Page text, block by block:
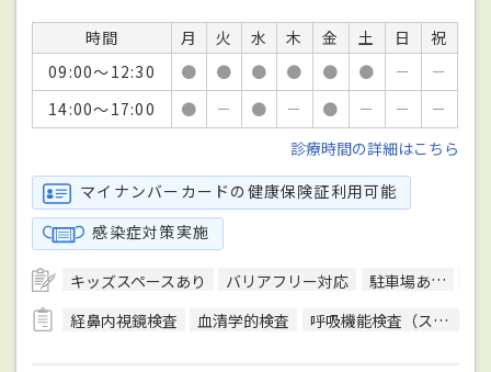
時間 月 火 水 木 金 土 日
祝
09:00～12:30
● ● ● ● ● ● －
－
14:00～17:00
● － ● － ● － －
－
診療時間の詳細はこちら
マイナンバーカードの健康保険証利用可能
感染症対策実施
キッズスペースあり バリアフリー対応 駐車場あり
経鼻内視鏡検査
血清学的検査 呼吸機能検査（スパイロメトリー）